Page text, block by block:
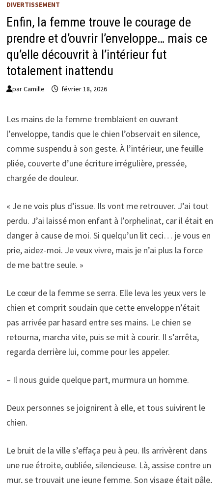
DIVERTISSEMENT
Enfin, la femme trouve le courage de
prendre et d’ouvrir l’enveloppe… mais ce
qu’elle découvrit à l’intérieur fut
totalement inattendu
parCamille février 18, 2026
Les mains de la femme tremblaient en ouvrant
l’enveloppe, tandis que le chien l’observait en silence,
comme suspendu à son geste. À l’intérieur, une feuille
pliée, couverte d’une écriture irrégulière, pressée,
chargée de douleur.
« Je ne vois plus d’issue. Ils vont me retrouver. J’ai tout
perdu. J’ai laissé mon enfant à l’orphelinat, car il était en
danger à cause de moi. Si quelqu’un lit ceci… je vous en
prie, aidez-moi. Je veux vivre, mais je n’ai plus la force
de me battre seule. »
Le cœur de la femme se serra. Elle leva les yeux vers le
chien et comprit soudain que cette enveloppe n’était
pas arrivée par hasard entre ses mains. Le chien se
retourna, marcha vite, puis se mit à courir. Il s’arrêta,
regarda derrière lui, comme pour les appeler.
– Il nous guide quelque part, murmura un homme.
Deux personnes se joignirent à elle, et tous suivirent le
chien.
Le bruit de la ville s’effaça peu à peu. Ils arrivèrent dans
une rue étroite, oubliée, silencieuse. Là, assise contre un
mur, se trouvait une jeune femme. Son visage était pâle,